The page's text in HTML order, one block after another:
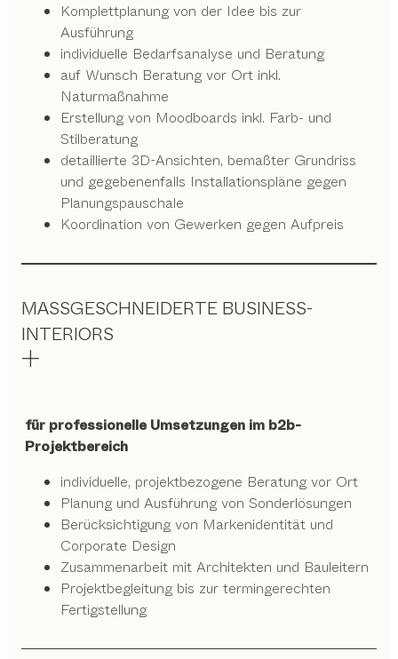
Komplettplanung von der Idee bis zur
Ausführung
individuelle Bedarfsanalyse und Beratung
auf Wunsch Beratung vor Ort inkl.
Naturmaßnahme
Erstellung von Moodboards inkl. Farb- und
Stilberatung
detaillierte 3D-Ansichten, bemaßter Grundriss
und gegebenenfalls Installationspläne gegen
Planungspauschale
Koordination von Gewerken gegen Aufpreis
MASSGESCHNEIDERTE BUSINESS-
INTERIORS
für professionelle Umsetzungen im b2b-
Projektbereich
individuelle, projektbezogene Beratung vor Ort
Planung und Ausführung von Sonderlösungen
Berücksichtigung von Markenidentität und
Corporate Design
Zusammenarbeit mit Architekten und Bauleitern
Projektbegleitung bis zur termingerechten
Fertigstellung